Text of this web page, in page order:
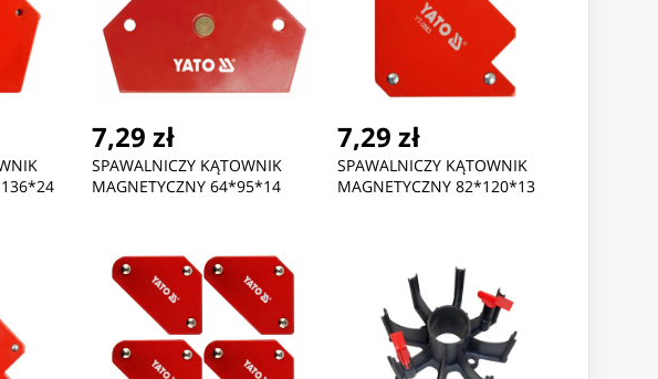
7,29 zł
SPAWALNICZY KĄTOWNIK
MAGNETYCZNY 64*95*14
7,29 zł
SPAWALNICZY KĄTOWNIK
MAGNETYCZNY 82*120*13